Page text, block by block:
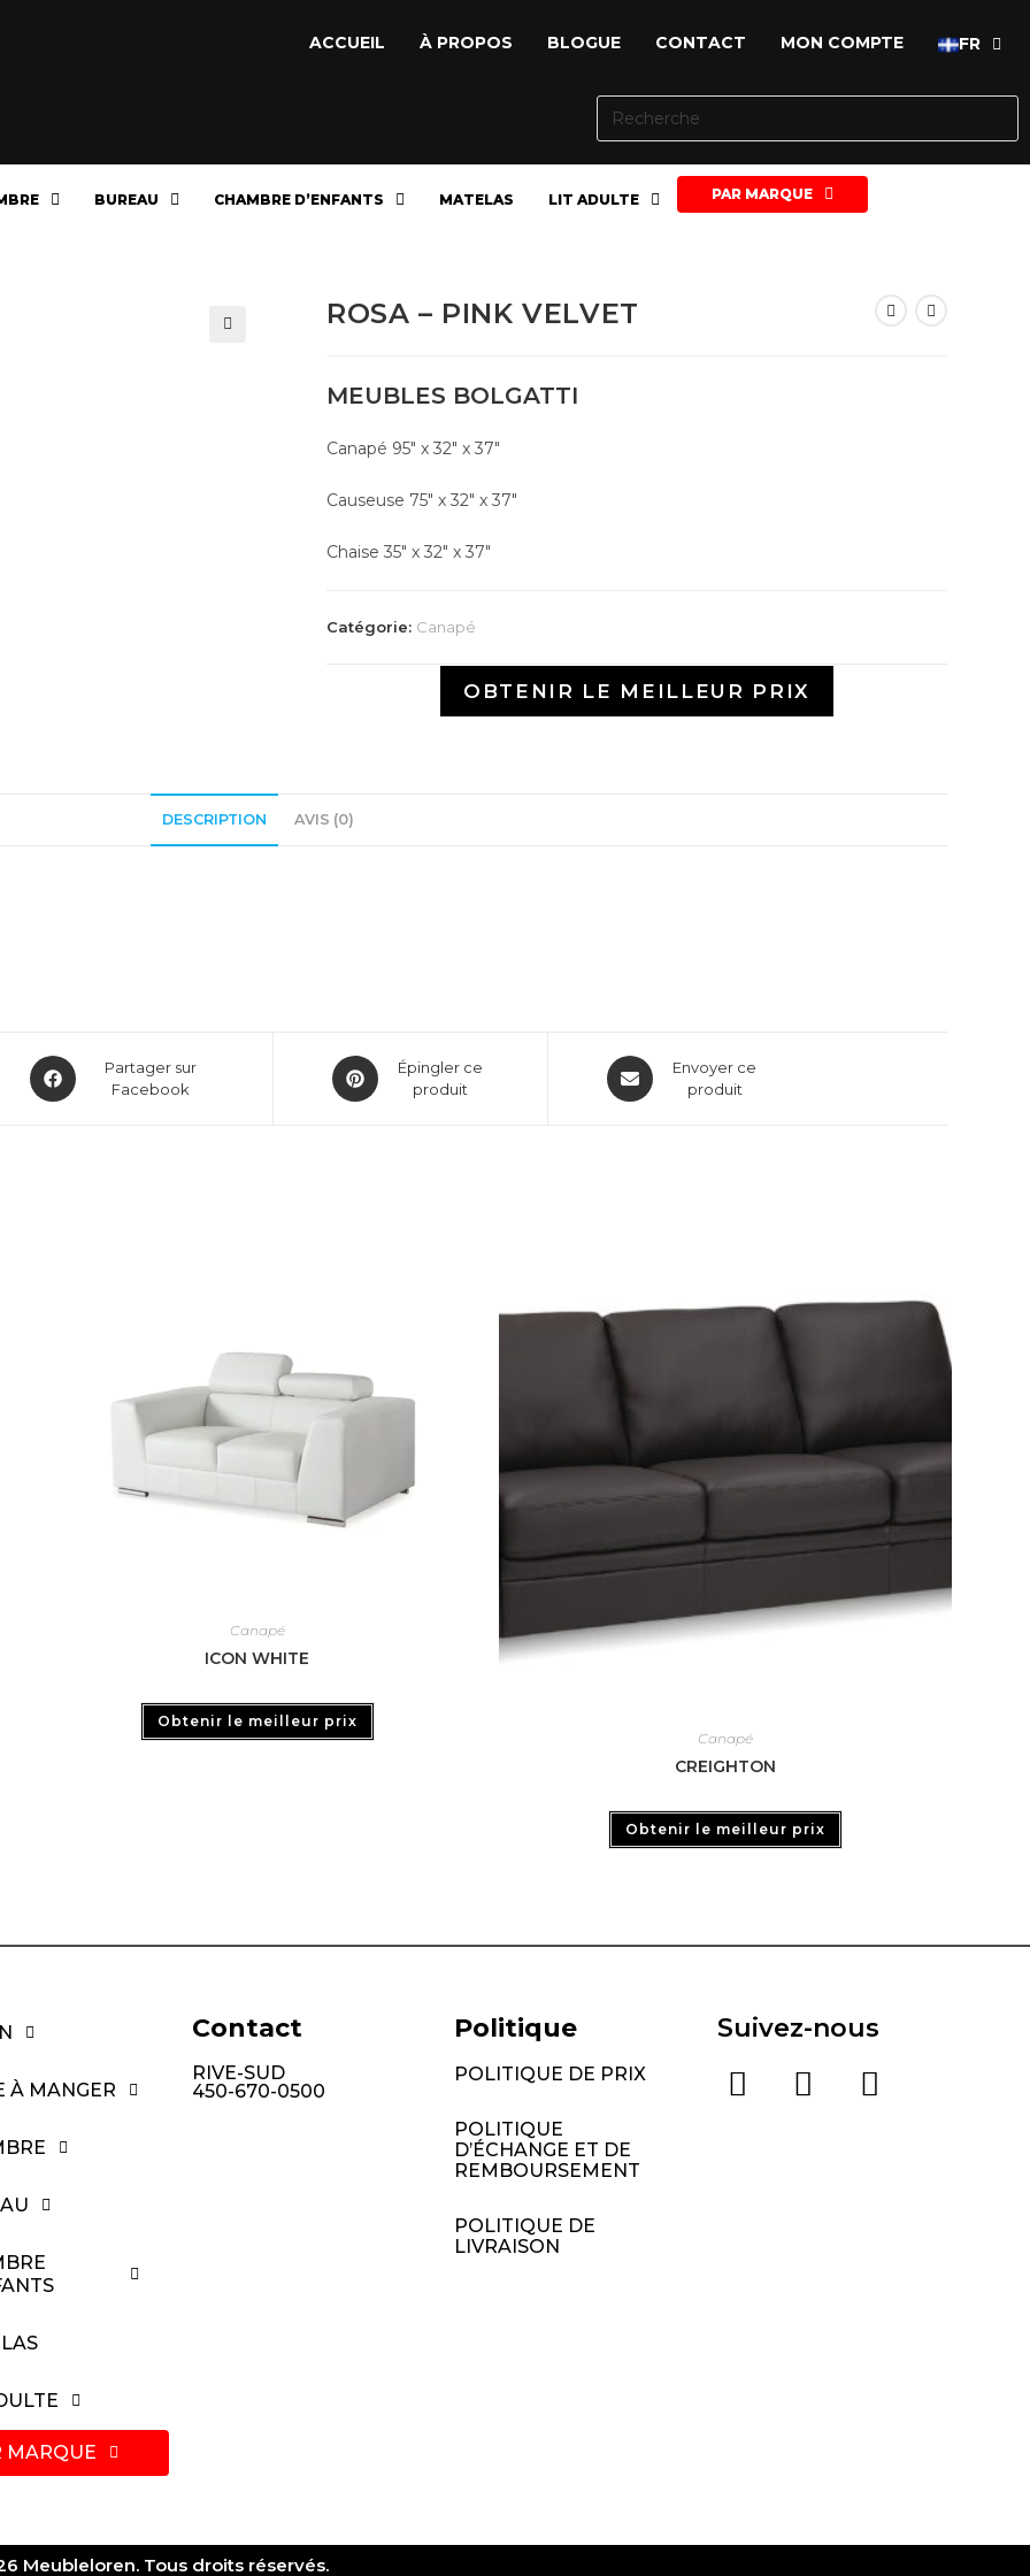
ACCUEIL À PROPOS BLOGUE CONTACT MON COMPTE FR
BUREAU CHAMBRE D’ENFANTS MATELAS LIT ADULTE PAR MARQUE
ROSA – PINK VELVET
MEUBLES BOLGATTI
Canapé 95″ x 32″ x 37″
Causeuse 75″ x 32″ x 37″
Chaise 35″ x 32″ x 37″
Catégorie: Canapé
OBTENIR LE MEILLEUR PRIX
DESCRIPTION AVIS (0)
Partager sur
Facebook
Épingler ce
produit
Envoyer ce
produit
Canapé
ICON WHITE
Obtenir le meilleur prix
Canapé
CREIGHTON
Obtenir le meilleur prix
À MANGER
MARQUE
Contact
RIVE-SUD
450-670-0500
Politique
POLITIQUE DE PRIX
POLITIQUE
D’ÉCHANGE ET DE
REMBOURSEMENT
POLITIQUE DE
LIVRAISON
Suivez-nous
Meubleloren. Tous droits réservés.